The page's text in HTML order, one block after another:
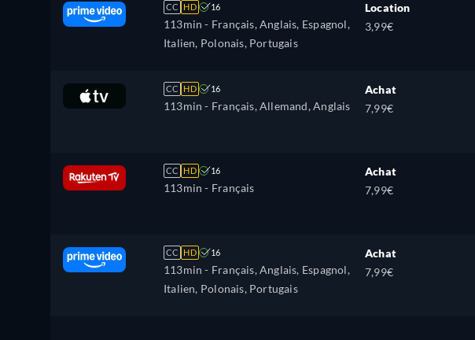
CC HD 16
113min - Français, Anglais, Espagnol,
Italien, Polonais, Portugais
Location
3,99€
CC HD 16
113min - Français, Allemand, Anglais
Achat
7,99€
CC HD 16
113min - Français
Achat
7,99€
CC HD 16
113min - Français, Anglais, Espagnol,
Italien, Polonais, Portugais
Achat
7,99€